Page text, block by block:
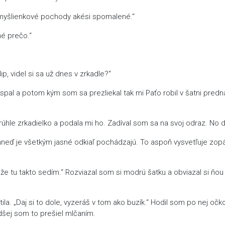
pochody akési spomalené.“
prečo.“
videl si sa už dnes v zrkadle?“
a potom kým som sa prezliekal tak mi Paťo robil v šatni
zrkadielko a podala mi ho. Zadíval som sa na svoj odraz. No
je všetkým jasné odkiaľ pochádzajú. To aspoň vysvetľuje
tu takto sedím.“ Rozviazal som si modrú šatku a obviazal si ňou
„Daj si to dole, vyzeráš v tom ako buzík.“ Hodil som po nej
som to prešiel mlčaním.